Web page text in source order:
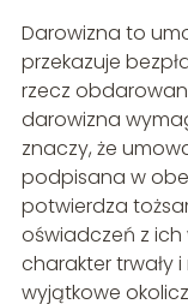
Darowizna to
przekazuje
rzecz
darowizna
znaczy, że
podpisana w
potwierdza
oświadczeń z
charakter trwały
wyjątkowe